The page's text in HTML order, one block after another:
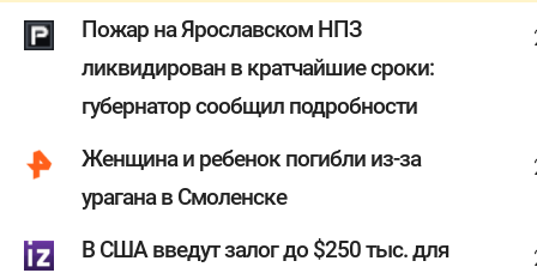
Пожар на Ярославском НПЗ
ликвидирован в кратчайшие сроки:
губернатор сообщил подробности
Женщина и ребенок погибли из-за
урагана в Смоленске
В США введут залог до $250 тыс. для